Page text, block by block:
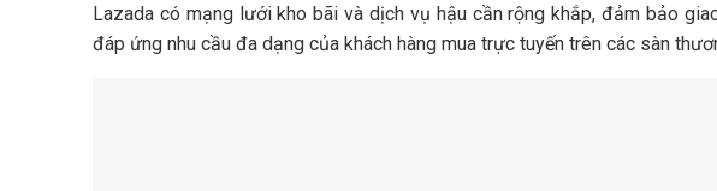
Lazada có mạng lưới kho bãi và dịch vụ hậu cần rộng khắp, đảm bảo
đáp ứng nhu cầu đa dạng của khách hàng mua trực tuyến trên các sàn